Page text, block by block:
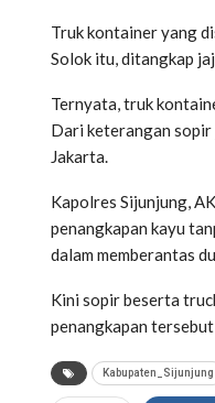
Truk kontainer yang
Solok itu, ditangkap
Ternyata, truk
Dari keterangan sopir
Jakarta.
Kapolres Sijunjung,
penangkapan kayu
dalam memberantas
Kini sopir beserta
penangkapan
Kabupaten_Sijunjung